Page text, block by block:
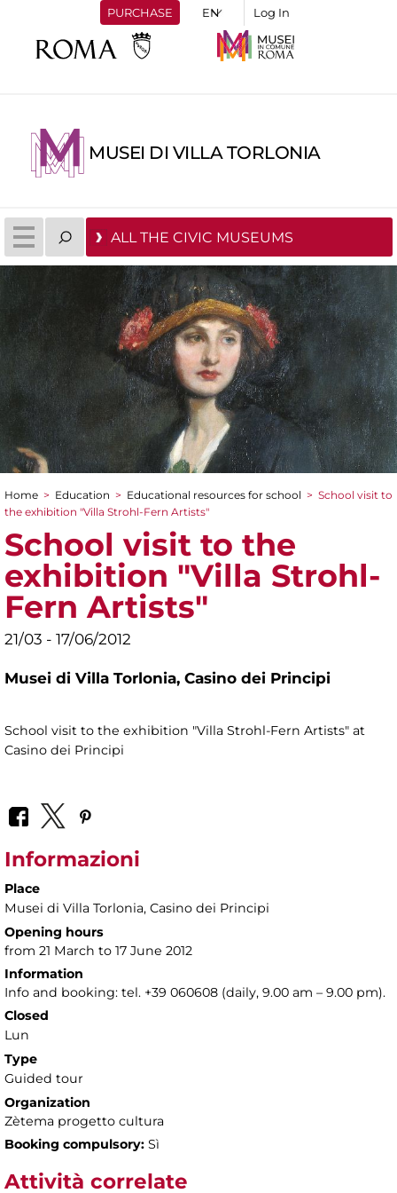
PURCHASE Log In
MUSEI DI VILLA TORLONIA
ALL THE CIVIC MUSEUMS
You are here
Home > Education > Educational resources for school > School visit to
the exhibition "Villa Strohl-Fern Artists"
School visit to the
exhibition "Villa Strohl-
Fern Artists"
21/03 - 17/06/2012
Musei di Villa Torlonia, Casino dei Principi
School visit to the exhibition "Villa Strohl-Fern Artists" at
Casino dei Principi
Informazioni
Place
Musei di Villa Torlonia, Casino dei Principi
Opening hours
from 21 March to 17 June 2012
Information
Info and booking: tel. +39 060608 (daily, 9.00 am – 9.00 pm).
Closed
Lun
Type
Guided tour
Organization
Zètema progetto cultura
Booking compulsory: Sì
Attività correlate